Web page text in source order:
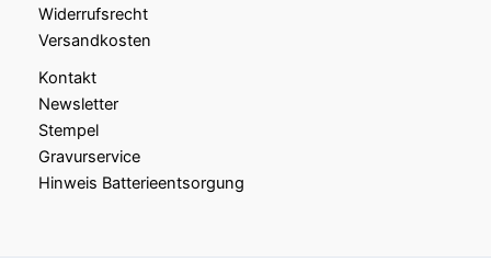
Widerrufsrecht
Versandkosten
Kontakt
Newsletter
Stempel
Gravurservice
Hinweis Batterieentsorgung